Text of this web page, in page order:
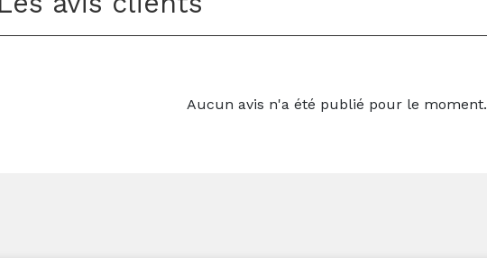
Aucun avis n'a été publié pour le moment.